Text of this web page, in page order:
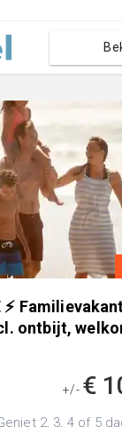
⚡️
ontbijt,
+/- €
Geniet 2, 3, 4 of 5